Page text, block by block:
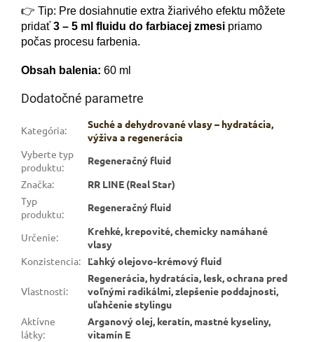
👉 Tip: Pre dosiahnutie extra žiarivého efektu môžete
pridať 3 – 5 ml fluidu do farbiacej zmesi priamo
počas procesu farbenia.
Obsah balenia: 60 ml
Dodatočné parametre
Kategória:
Suché a dehydrované vlasy – hydratácia,
výživa a regenerácia
Vyberte typ
produktu:
Regeneračný fluid
Značka:
RR LINE (Real Star)
Typ
produktu:
Regeneračný fluid
Určenie:
Krehké, krepovité, chemicky namáhané
vlasy
Konzistencia: Ľahký olejovo-krémový fluid
Vlastnosti:
Regenerácia, hydratácia, lesk, ochrana pred
voľnými radikálmi, zlepšenie poddajnosti,
uľahčenie stylingu
Aktívne
látky:
Arganový olej, keratín, mastné kyseliny,
vitamín E